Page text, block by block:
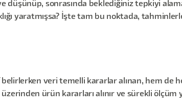
sonrasında beklediğiniz tepkiyi
yaratmışsa? İşte tam bu noktada,
veri temelli kararlar alınan, hem de
ürün kararları alınır ve sürekli ölçüm